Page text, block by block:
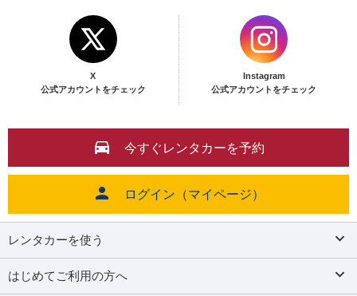
X
公式アカウントをチェック
Instagram
公式アカウントをチェック
今すぐレンタカーを予約
ログイン（マイページ）
レンタカーを使う
はじめてご利用の方へ